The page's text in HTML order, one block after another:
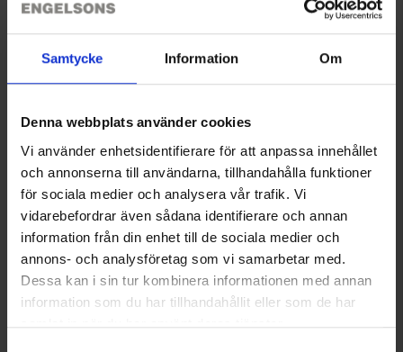
Samtycke Information Om
Denna webbplats använder cookies
Vi använder enhetsidentifierare för att anpassa innehållet
och annonserna till användarna, tillhandahålla funktioner
för sociala medier och analysera vår trafik. Vi
vidarebefordrar även sådana identifierare och annan
information från din enhet till de sociala medier och
annons- och analysföretag som vi samarbetar med.
Dessa kan i sin tur kombinera informationen med annan
information som du har tillhandahållit eller som de har
samlat in när du har använt deras tjänster.
Arbeit und Freizeit.
Das Hemd hat einen abgerundeten Saum für eine entspannte
Passform und einen Button-Down-Kragen. Die Brusttasche mit
bequemes Teil für deine Garderobe.
Zertifiziert nachGOTS®für nachhaltige Produktion
OEKO-TEX®Standard 100-zertifiziert
Mehr anzeigen
Technische Spezifikation
Größenguide
Bewertungen
Sie benötigen vielleicht auch